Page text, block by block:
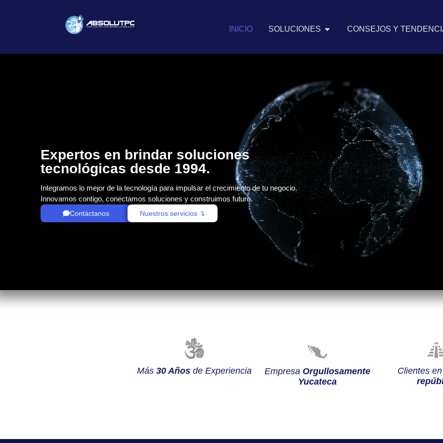
INICIO SOLUCIONES CONSEJOS Y
Expertos en brindar soluciones
tecnológicas desde 1994.
Integramos lo mejor de la tecnología para impulsar el crecimiento de tu negocio.
Innovamos contigo, conectamos soluciones y construimos futuro.
Contáctanos Nuestros servicios ↴
Más 30 Años de Experiencia Empresa Orgullosamente
Yucateca
Clientes